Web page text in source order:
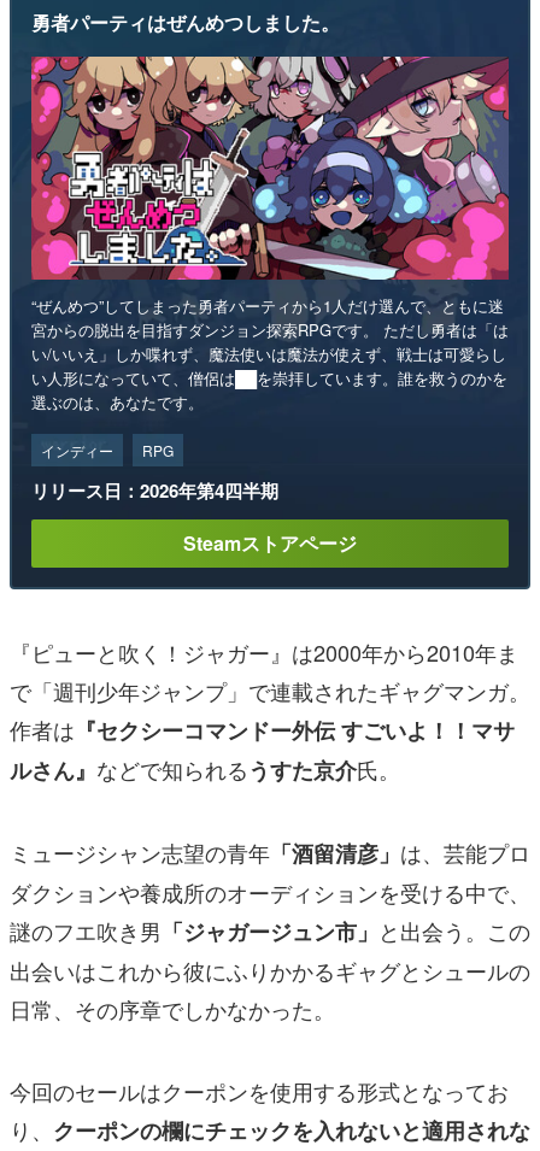
勇者パーティはぜんめつしました。
“ぜんめつ”してしまった勇者パーティから1人だけ選んで、ともに迷
宮からの脱出を目指すダンジョン探索RPGです。 ただし勇者は「は
い/いいえ」しか喋れず、魔法使いは魔法が使えず、戦士は可愛らし
い人形になっていて、僧侶は██を崇拝しています。誰を救うのかを
選ぶのは、あなたです。
インディー RPG
リリース日：2026年第4四半期
Steamストアページ
『ピューと吹く！ジャガー』は2000年から2010年ま
で「週刊少年ジャンプ」で連載されたギャグマンガ。
作者は 『セクシーコマンドー外伝 すごいよ！！マサ
ルさん』 などで知られるうすた京介氏。
ミュージシャン志望の青年 「酒留清彦」 は、芸能プロ
ダクションや養成所のオーディションを受ける中で、
謎のフエ吹き男 「ジャガージュン市」 と出会う。この
出会いはこれから彼にふりかかるギャグとシュールの
日常、その序章でしかなかった。
今回のセールはクーポンを使用する形式となってお
り、 クーポンの欄にチェックを入れないと適用されな